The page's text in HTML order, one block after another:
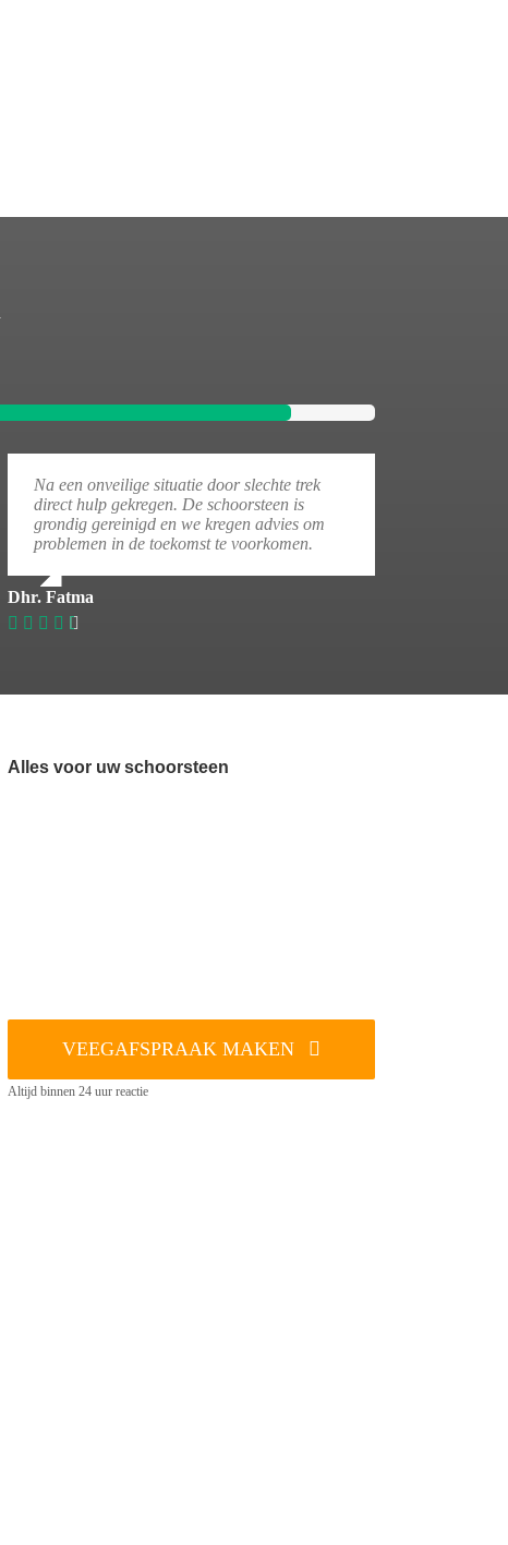
Na een onveilige situatie door slechte trek
direct hulp gekregen. De schoorsteen is
grondig gereinigd en we kregen advies om
problemen in de toekomst te voorkomen.
Dhr. Fatma
Alles voor uw schoorsteen
VEEGAFSPRAAK MAKEN
Altijd binnen 24 uur reactie